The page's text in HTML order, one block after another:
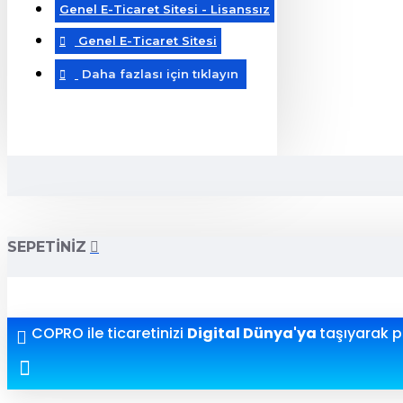
Genel E-Ticaret Sitesi - Lisanssız
Genel E-Ticaret Sitesi
Daha fazlası için tıklayın
SEPETINIZ
COPRO ile ticaretinizi Digital Dünya'ya taşıyarak